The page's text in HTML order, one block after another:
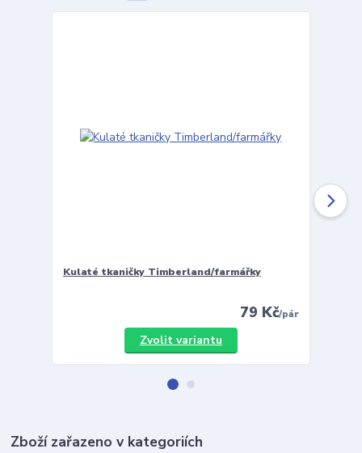
Kulaté tkaničky Timberland/farmářky
79 Kč/pár
Zvolit variantu
Zboží zařazeno v kategoriích